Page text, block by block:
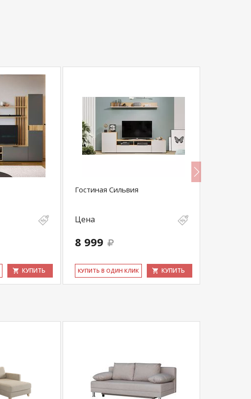
КУПИТЬ
Гостиная Сильвия
Цена
8 999
КУ­ПИТЬ В ОДИН КЛИК КУПИТЬ